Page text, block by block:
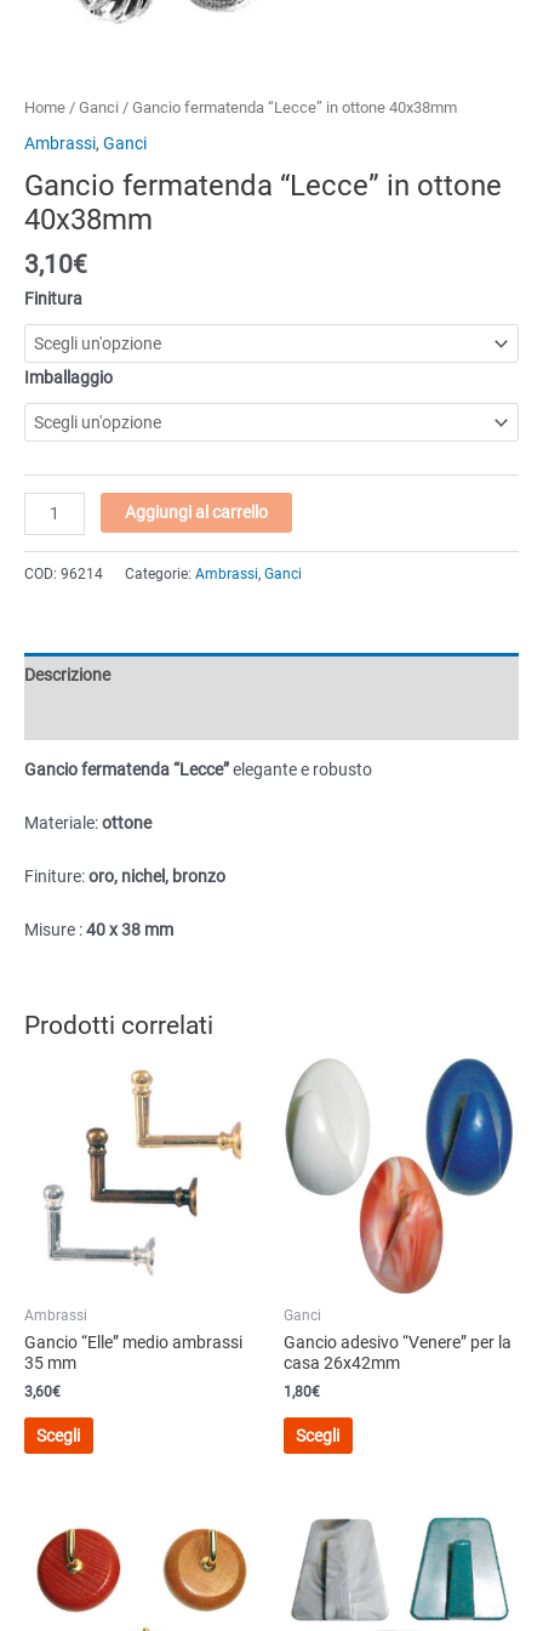
Home / Ganci / Gancio fermatenda “Lecce” in ottone 40x38mm
Ambrassi, Ganci
Gancio fermatenda “Lecce” in ottone
40x38mm
3,10€
Finitura
Imballaggio
Gancio
fermatenda
"Lecce"
in
quantità
Aggiungi al carrello
COD: 96214 Categorie: Ambrassi, Ganci
Descrizione
Gancio fermatenda “Lecce”elegante e robusto
Materiale:ottone
Finiture:oro, nichel, bronzo
Misure :40 x 38 mm
Prodotti correlati
Ambrassi
Gancio “Elle” medio ambrassi
35 mm
3,60€
Scegli
Questo
prodotto
varianti.
Le
opzioni
possono
Ganci
Gancio adesivo “Venere” per la
casa 26x42mm
1,80€
Scegli
Questo
prodotto
varianti.
opzioni
possono